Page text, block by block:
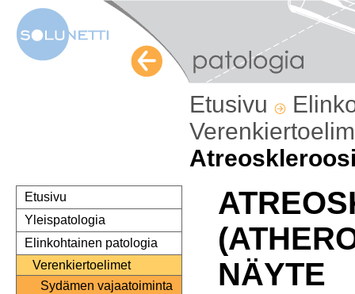
Etusivu
Etusivu
Yleispatologia
Elinkohtainen patologia
Verenkiertoelimet
Sydämen vajaatoiminta
NÄYTE